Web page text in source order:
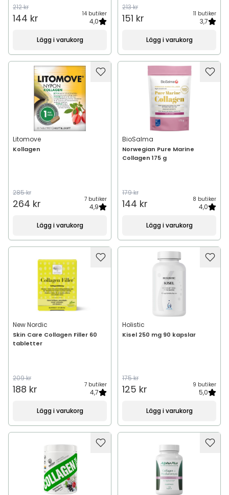
212 kr
144 kr 14 butiker
4,0
Lägg i varukorg
213 kr
151 kr 11 butiker
3,7
Lägg i varukorg
Litomove
Kollagen
285 kr
264 kr 7 butiker
4,9
Lägg i varukorg
BioSalma
Norwegian Pure Marine
Collagen 175 g
179 kr
144 kr 8 butiker
4,0
Lägg i varukorg
New Nordic
Skin Care Collagen Filler 60
tabletter
209 kr
188 kr 7 butiker
4,7
Lägg i varukorg
Holistic
Kisel 250 mg 90 kapslar
175 kr
125 kr 9 butiker
5,0
Lägg i varukorg